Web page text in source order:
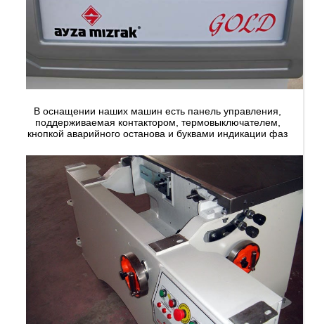
В оснащении наших машин есть панель управления,
поддерживаемая контактором, термовыключателем,
кнопкой аварийного останова и буквами индикации фаз